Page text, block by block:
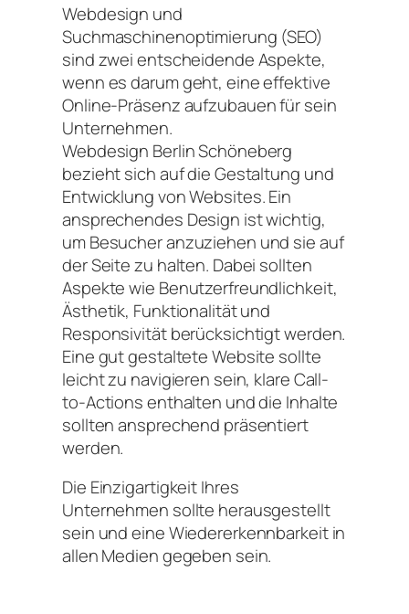
Webdesign und
Suchmaschinenoptimierung (SEO)
sind zwei entscheidende Aspekte,
wenn es darum geht, eine effektive
Online-Präsenz aufzubauen für sein
Unternehmen.
Webdesign Berlin Schöneberg
bezieht sich auf die Gestaltung und
Entwicklung von Websites. Ein
ansprechendes Design ist wichtig,
um Besucher anzuziehen und sie auf
der Seite zu halten. Dabei sollten
Aspekte wie Benutzerfreundlichkeit,
Ästhetik, Funktionalität und
Responsivität berücksichtigt werden.
Eine gut gestaltete Website sollte
leicht zu navigieren sein, klare Call-
to-Actions enthalten und die Inhalte
sollten ansprechend präsentiert
werden.
Die Einzigartigkeit Ihres
Unternehmen sollte herausgestellt
sein und eine Wiedererkennbarkeit in
allen Medien gegeben sein.